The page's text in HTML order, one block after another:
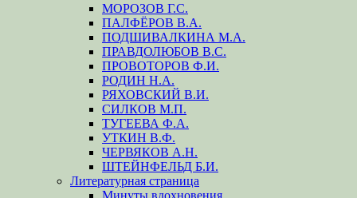
МОРОЗОВ Г.С.
ПАЛФЁРОВ В.А.
ПОДШИВАЛКИНА М.А.
ПРАВДОЛЮБОВ В.С.
ПРОВОТОРОВ Ф.И.
РОДИН Н.А.
РЯХОВСКИЙ В.И.
СИЛКОВ М.П.
ТУГЕЕВА Ф.А.
УТКИН В.Ф.
ЧЕРВЯКОВ А.Н.
ШТЕЙНФЕЛЬД Б.И.
Литературная страница
Минуты вдохновения